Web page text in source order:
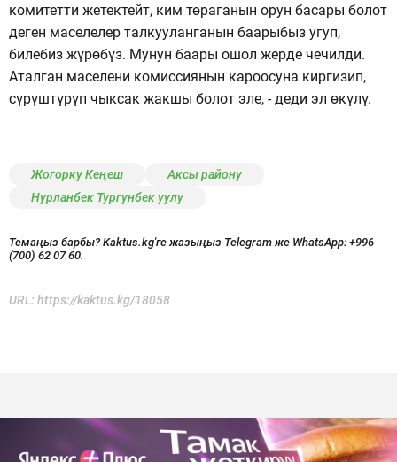
комитетти жетектейт, ким төраганын орун басары болот
деген маселелер талкууланганын баарыбыз угуп,
билебиз жүрөбүз. Мунун баары ошол жерде чечилди.
Аталган маселени комиссиянын кароосуна киргизип,
сүрүштүрүп чыксак жакшы болот эле, - деди эл өкүлү.
Жогорку Кеңеш
Аксы району
Нурланбек Тургунбек уулу
Темаңыз барбы? Kaktus.kg'ге жазыңыз Telegram же WhatsApp: +996
(700) 62 07 60.
URL: https://kaktus.kg/18058